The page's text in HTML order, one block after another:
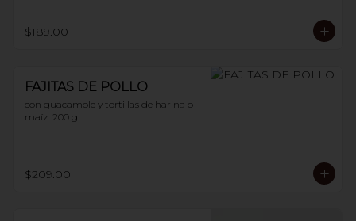
$189.00
FAJITAS DE POLLO
con guacamole y tortillas de harina o
maíz. 200 g
$209.00